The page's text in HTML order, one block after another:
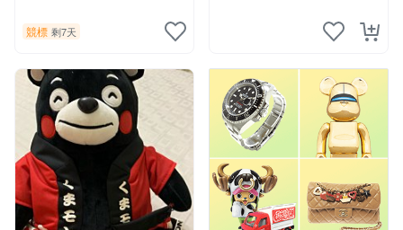
競標 剩7天